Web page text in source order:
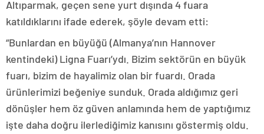
Altıparmak, geçen sene yurt dışında 4 fuara
katıldıklarını ifade ederek, şöyle devam etti:
“Bunlardan en büyüğü (Almanya’nın Hannover
kentindeki) Ligna Fuarı’ydı. Bizim sektörün en büyük
fuarı, bizim de hayalimiz olan bir fuardı. Orada
ürünlerimizi beğeniye sunduk. Orada aldığımız geri
dönüşler hem öz güven anlamında hem de yaptığımız
işte daha doğru ilerlediğimiz kanısını göstermiş oldu.